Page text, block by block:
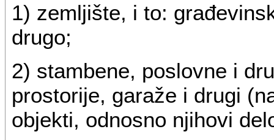
1) zemljište, i to:
drugo;
2) stambene, poslovne i
prostorije, garaže i drugi
objekti, odnosno njihovi